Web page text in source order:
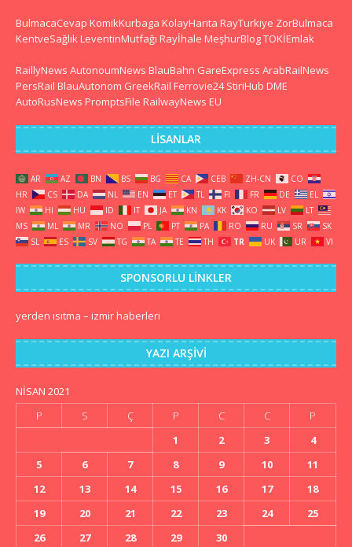
BulmacaCevap KomikKurbaga KolayHarita RayTurkiye ZorBulmaca
KentveSağlık LeventinMutfağı Rayİhale MeşhurBlogTOKİEmlak
RaillyNews AutonoumNews BlauBahn GareExpress ArabRailNews
PersRail BlauAutonom GreekRail Ferrovie24 StiriHub DME
AutoRusNews PromptsFile RailwayNews EU
LISANLAR
AR AZ BN BS BG CA CEB ZH-CN
CO
HR
CS DA NL EN ET TL FI FR DE
EL
IW
HI HU ID IT JA KN KK KO LV
LT
MS
ML MR NO PL PT PA RO RU SR
SK
SL
ES SV TG TA TE TH TR UK UR VI
SPONSORLU LINKLER
yerden ısıtma – izmir haberleri
YAZI ARŞIVI
NISAN 2021
P
S Ç P C C
P
1
2 3
4
5
6 7 8 9 10
11
12
13 14 15 16 17
18
19
20 21 22 23 24
25
26
27 28 29 30